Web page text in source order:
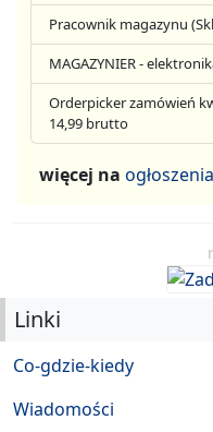
Pracownik magazynu
MAGAZYNIER -
Orderpicker zamówień
14,99 brutto
więcej na
Linki
Co-gdzie-kiedy
Wiadomości